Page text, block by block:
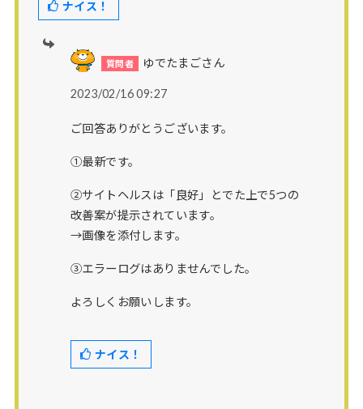
ナイス！
ゆでたまごさん
2023/02/16 09:27
ご回答ありがとうございます。
①最新です。
②サイトヘルスは「良好」とでた上で5つの
改善案が提示されています。
→画像を添付します。
③エラーログはありませんでした。
よろしくお願いします。
ナイス！